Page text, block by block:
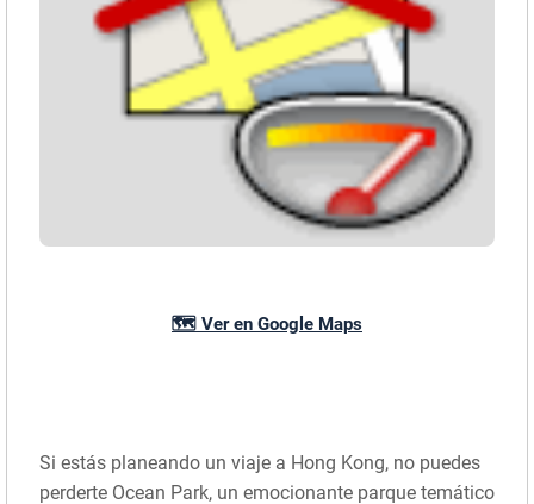
🗺️ Ver en Google Maps
Si estás planeando un viaje a Hong Kong, no puedes
perderte Ocean Park, un emocionante parque temático